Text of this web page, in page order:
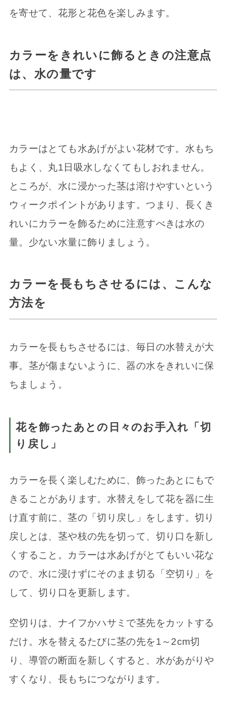
を寄せて、花形と花色を楽しみます。
カラーをきれいに飾るときの注意点
は、水の量です
カラーはとても水あげがよい花材です。水もち
もよく、丸1日吸水しなくてもしおれません。
ところが、水に浸かった茎は溶けやすいという
ウィークポイントがあります。つまり、長くき
れいにカラーを飾るために注意すべきは水の
量。少ない水量に飾りましょう。
カラーを長もちさせるには、こんな
方法を
カラーを長もちさせるには、毎日の水替えが大
事。茎が傷まないように、器の水をきれいに保
ちましょう。
花を飾ったあとの日々のお手入れ「切
り戻し」
カラーを長く楽しむために、飾ったあとにもで
きることがあります。水替えをして花を器に生
け直す前に、茎の「切り戻し」をします。切り
戻しとは、茎や枝の先を切って、切り口を新し
くすること。カラーは水あげがとてもいい花な
ので、水に浸けずにそのまま切る「空切り」を
して、切り口を更新します。
空切りは、ナイフかハサミで茎先をカットする
だけ。水を替えるたびに茎の先を1～2cm切
り、導管の断面を新しくすると、水があがりや
すくなり、長もちにつながります。